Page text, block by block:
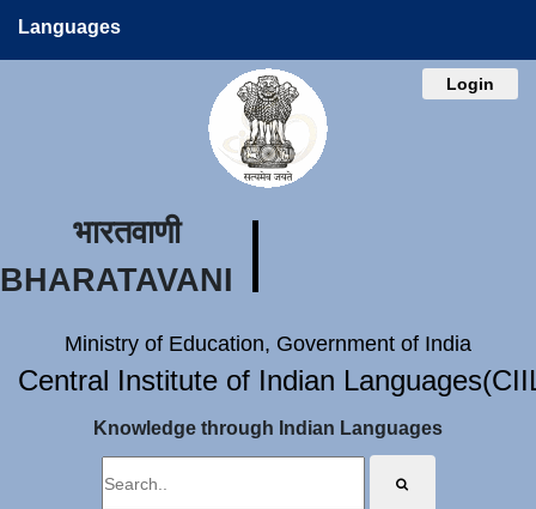
Languages
Login
भारतवाणी
BHARATAVANI
Ministry of Education, Government of India
Central Institute of Indian
Knowledge through Indian Languages